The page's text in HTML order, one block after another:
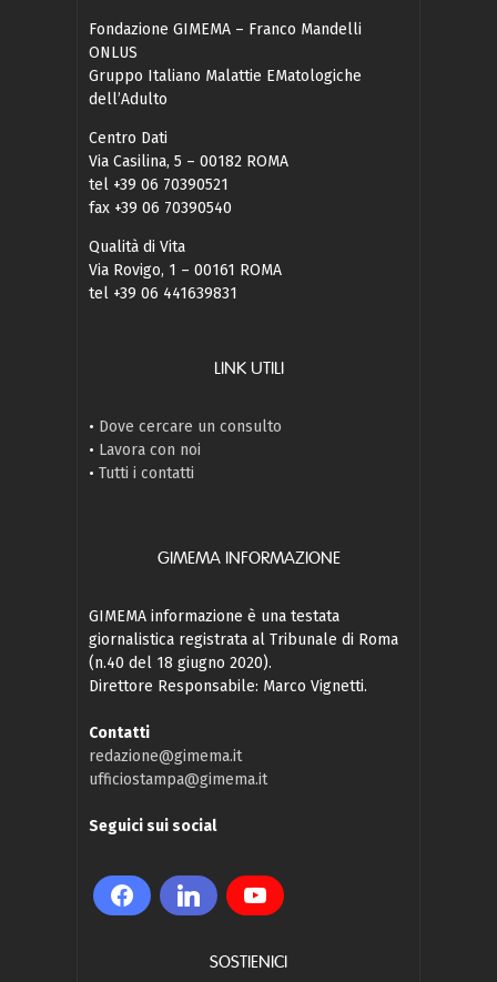
Fondazione GIMEMA – Franco Mandelli
ONLUS
Gruppo Italiano Malattie EMatologiche
dell’Adulto
Centro Dati
Via Casilina, 5 – 00182 ROMA
tel +39 06 70390521
fax +39 06 70390540
Qualità di Vita
Via Rovigo, 1 – 00161 ROMA
tel +39 06 441639831
LINK UTILI
• Dove cercare un consulto
• Lavora con noi
• Tutti i contatti
GIMEMA INFORMAZIONE
GIMEMA informazione è una testata
giornalistica registrata al Tribunale di Roma
(n.40 del 18 giugno 2020).
Direttore Responsabile: Marco Vignetti.
Contatti
redazione@gimema.it
ufficiostampa@gimema.it
Seguici sui social
SOSTIENICI